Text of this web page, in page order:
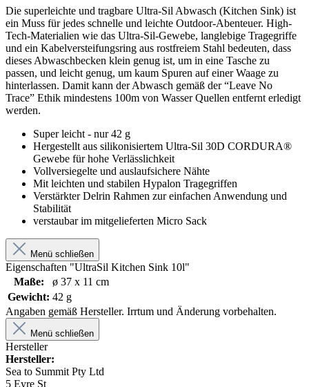
Die superleichte und tragbare Ultra-Sil Abwasch (Kitchen Sink) ist
ein Muss für jedes schnelle und leichte Outdoor-Abenteuer. High-
Tech-Materialien wie das Ultra-Sil-Gewebe, langlebige Tragegriffe
und ein Kabelversteifungsring aus rostfreiem Stahl bedeuten, dass
dieses Abwaschbecken klein genug ist, um in eine Tasche zu
passen, und leicht genug, um kaum Spuren auf einer Waage zu
hinterlassen. Damit kann der Abwasch gemäß der “Leave No
Trace” Ethik mindestens 100m von Wasser Quellen entfernt erledigt
werden.
Super leicht - nur 42 g
Hergestellt aus silikonisiertem Ultra-Sil 30D CORDURA®
Gewebe für hohe Verlässlichkeit
Vollversiegelte und auslaufsichere Nähte
Mit leichten und stabilen Hypalon Tragegriffen
Verstärkter Delrin Rahmen zur einfachen Anwendung und
Stabilität
verstaubar im mitgelieferten Micro Sack
Menü schließen
Eigenschaften "UltraSil Kitchen Sink 10l"
Maße:
ø 37 x 11 cm
Gewicht: 42 g
Angaben gemäß Hersteller. Irrtum und Änderung vorbehalten.
Menü schließen
Hersteller
Hersteller:
Sea to Summit Pty Ltd
5 Eyre St